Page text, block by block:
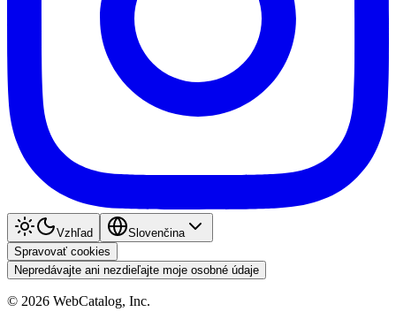
Vzhľad
Slovenčina
Spravovať cookies
Nepredávajte ani nezdieľajte moje osobné údaje
© 2026 WebCatalog, Inc.